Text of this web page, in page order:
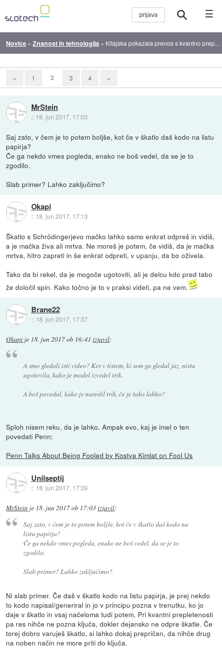
☰
Novice »Znanost in tehnologija » Kitajska pokazala prenos s kvantno prepletenostjo na razdalji 1200 kilometrov
« 1 2 3 4 »
MrStein
:: 18. jun 2017, 17:03
Saj zato, v čem je to potem boljše, kot če v škatlo daš kodo na listu
papirja?
Če ga nekdo vmes pogleda, enako ne boš vedel, da se je to
zgodilo.
Slab primer? Lahko zaključimo?
Okapi
:: 18. jun 2017, 17:13
Škatlo s Schrödingerjevo mačko lahko samo enkrat odpreš in vidiš,
a je mačka živa ali mrtva. Ne moreš je potem, če vidiš, da je mačka
mrtva, hitro zapreti in še enkrat odpreti, v upanju, da bo oživela.
Tako da bi rekel, da je mogoče ugotoviti, ali je delcu kdo pred tabo
že določil spin. Kako točno je to v praksi videti, pa ne vem.
Brane22
:: 18. jun 2017, 17:37
Okapi je 18. jun 2017 ob 16:41 izjavil:
A smo gledali isti video? Ker v tistem, ki sem ga gledal jaz, nista
ugotovila, kako je model izvedel trik.
A boš povedal, kako je naredil trik, če je tako lahko?
Sploh nisem reku, da je lahko. Ampak evo, kaj je imel o ten
povedati Penn:
Penn Talks About Being Fooled by Kostya Kimlat on Fool Us
Unilseptij
:: 18. jun 2017, 17:39
MrStein je 18. jun 2017 ob 17:03izjavil:
Saj zato, v čem je to potem boljše, kot če v škatlo daš kodo na
listu papirja?
Če ga nekdo vmes pogleda, enako ne boš vedel, da se je to
zgodilo.
Slab primer? Lahko zaključimo?
Ni slab primer. Če daš v škatlo kodo na listu papirja, je prej nekdo
to kodo napisal/generiral in jo v principu pozna v trenutku, ko jo
daje v škatlo in vsaj načeloma tudi potem. Pri kvantni prepletenosti
pa res nihče ne pozna ključa, dokler dejansko ne odpre škatle. Če
torej dobro varuješ škatlo, si lahko dokaj prepričan, da nihče drug
na noben način ne more priti do ključa.